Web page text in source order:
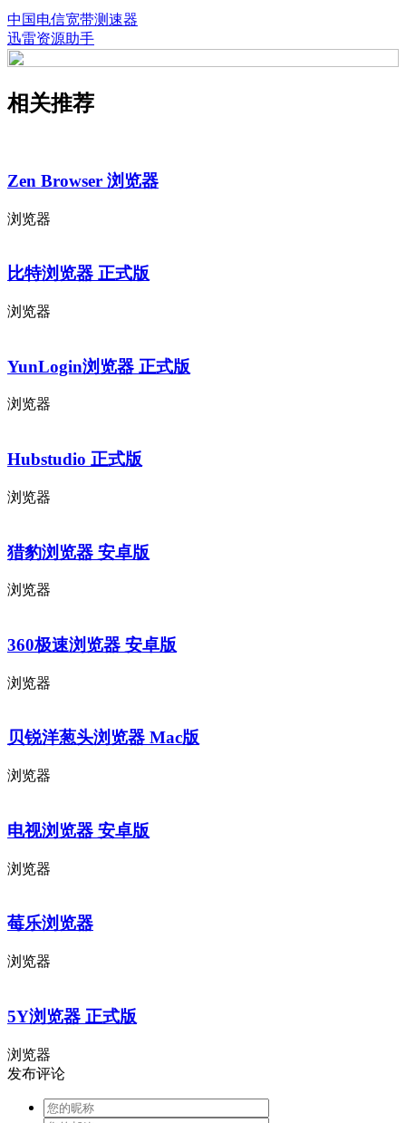
中国电信宽带测速器
迅雷资源助手
相关推荐
Zen Browser 浏览器
浏览器
比特浏览器 正式版
浏览器
YunLogin浏览器 正式版
浏览器
Hubstudio 正式版
浏览器
猎豹浏览器 安卓版
浏览器
360极速浏览器 安卓版
浏览器
贝锐洋葱头浏览器 Mac版
浏览器
电视浏览器 安卓版
浏览器
莓乐浏览器
浏览器
5Y浏览器 正式版
浏览器
发布评论